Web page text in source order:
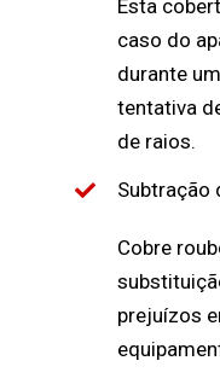
Esta
caso do
durante
tentativa
de raios.
Subtração
Cobre
prejuízos